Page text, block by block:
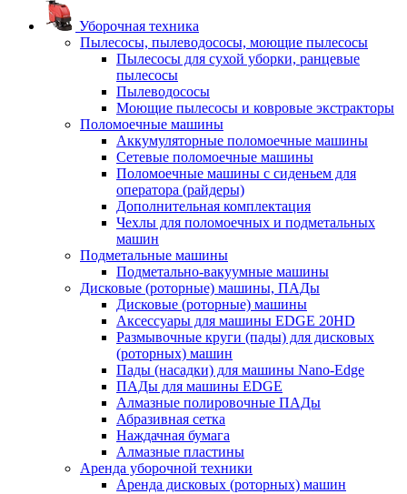
Уборочная техника
Пылесосы, пылеводососы, моющие пылесосы
Пылесосы для сухой уборки, ранцевые
пылесосы
Пылеводососы
Моющие пылесосы и ковровые экстракторы
Поломоечные машины
Аккумуляторные поломоечные машины
Сетевые поломоечные машины
Поломоечные машины с сиденьем для
оператора (райдеры)
Дополнительная комплектация
Чехлы для поломоечных и подметальных
машин
Подметальные машины
Подметально-вакуумные машины
Дисковые (роторные) машины, ПАДы
Дисковые (роторные) машины
Аксессуары для машины EDGE 20HD
Размывочные круги (пады) для дисковых
(роторных) машин
Пады (насадки) для машины Nano-Edge
ПАДы для машины EDGE
Алмазные полировочные ПАДы
Абразивная сетка
Наждачная бумага
Алмазные пластины
Аренда уборочной техники
Аренда дисковых (роторных) машин